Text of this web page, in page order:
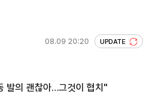
08.09 20:20 UPDATE
발의 괜찮아…그것이 협치"